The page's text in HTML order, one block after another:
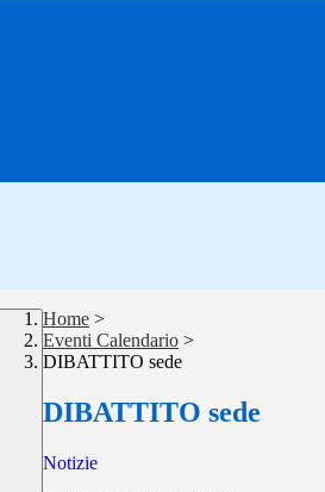
Home >
Eventi Calendario >
DIBATTITO sede
DIBATTITO sede
Notizie